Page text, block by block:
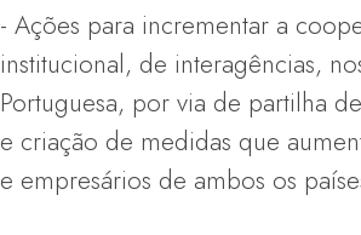
- Ações para incrementar a
institucional, de interagências,
Portuguesa, por via de partilha
e criação de medidas que
e empresários de ambos os